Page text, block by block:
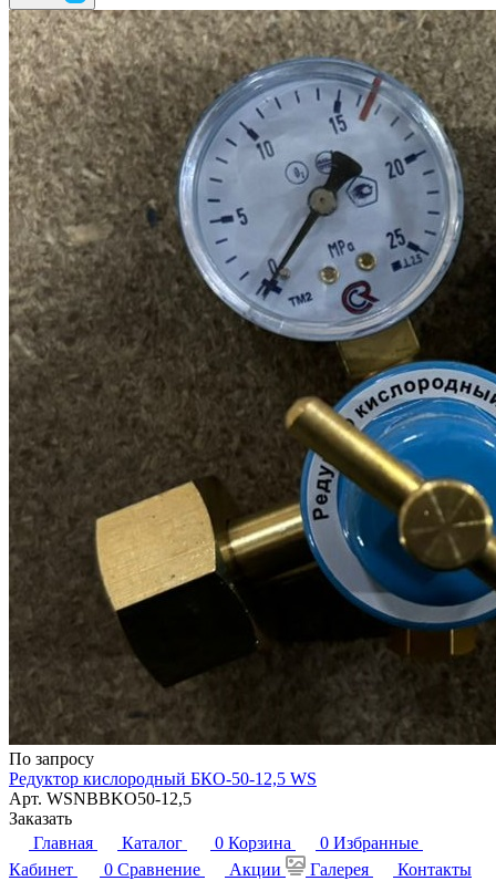
По запросу
Редуктор кислородный БКО-50-12,5 WS
Арт. WSNBBKO50-12,5
Заказать
Главная
Каталог 0 Корзина 0 Избранные
Кабинет
0 Сравнение Акции Галерея
Контакты